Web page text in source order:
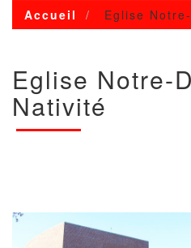
Accueil Eglise
Eglise Notre-
Nativité
copyright